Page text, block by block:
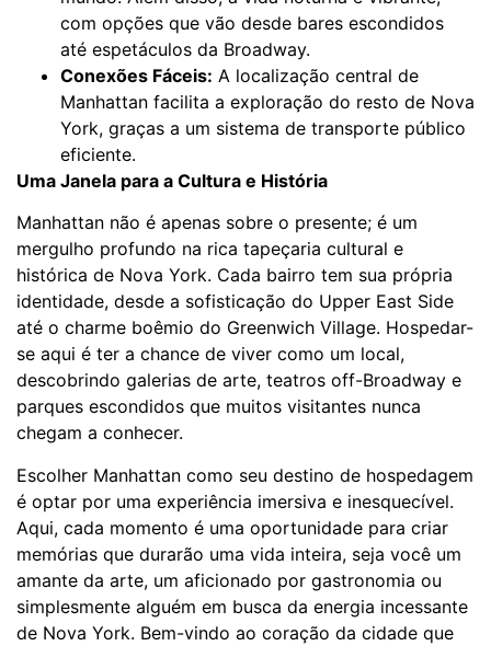
com opções que vão desde bares escondidos
até espetáculos da Broadway.
Conexões Fáceis: A localização central de
Manhattan facilita a exploração do resto de Nova
York, graças a um sistema de transporte público
eficiente.
Uma Janela para a Cultura e História
Manhattan não é apenas sobre o presente; é um
mergulho profundo na rica tapeçaria cultural e
histórica de Nova York. Cada bairro tem sua própria
identidade, desde a sofisticação do Upper East Side
até o charme boêmio do Greenwich Village. Hospedar-
se aqui é ter a chance de viver como um local,
descobrindo galerias de arte, teatros off-Broadway e
parques escondidos que muitos visitantes nunca
chegam a conhecer.
Escolher Manhattan como seu destino de hospedagem
é optar por uma experiência imersiva e inesquecível.
Aqui, cada momento é uma oportunidade para criar
memórias que durarão uma vida inteira, seja você um
amante da arte, um aficionado por gastronomia ou
simplesmente alguém em busca da energia incessante
de Nova York. Bem-vindo ao coração da cidade que